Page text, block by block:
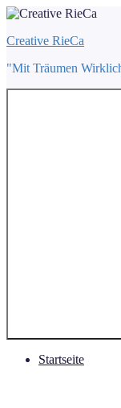
Zum
springen
Creative RieCa
"Mit Träumen
Startseite